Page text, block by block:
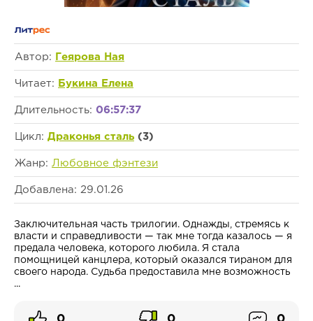
Автор: Геярова Ная
Читает: Букина Елена
Длительность: 06:57:37
Цикл: Драконья сталь (3)
Жанр: Любовное фэнтези
Добавлена: 29.01.26
Заключительная часть трилогии. Однажды, стремясь к
власти и справедливости — так мне тогда казалось — я
предала человека, которого любила. Я стала
помощницей канцлера, который оказался тираном для
своего народа. Судьба предоставила мне возможность
...